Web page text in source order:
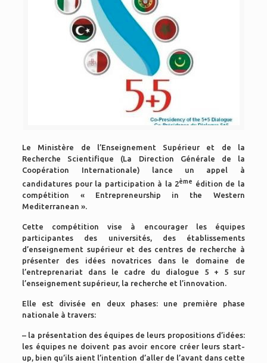
Le Ministère de l’Enseignement Supérieur et de la
Recherche Scientifique (La Direction Générale de la
Coopération Internationale) lance un appel à
candidatures pour la participation à la 2ème édition de la
compétition « Entrepreneurship in the Western
Mediterranean ».
Cette compétition vise à encourager les équipes
participantes des universités, des établissements
d’enseignement supérieur et des centres de recherche à
présenter des idées novatrices dans le domaine de
l’entreprenariat dans le cadre du dialogue 5 + 5 sur
l’enseignement supérieur, la recherche et l’innovation.
Elle est divisée en deux phases: une première phase
nationale à travers:
– la présentation des équipes de leurs propositions d’idées:
les équipes ne doivent pas avoir encore créer leurs start-
up, bien qu’ils aient l’intention d’aller de l’avant dans cette